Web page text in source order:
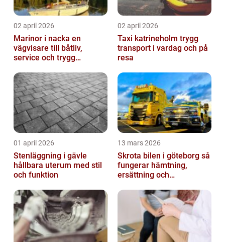
02 april 2026
Marinor i nacka en
vägvisare till båtliv,
service och trygg
02 april 2026
Taxi katrineholm trygg
transport i vardag och på
resa
01 april 2026
Stenläggning i gävle
hållbara uterum med stil
och funktion
13 mars 2026
Skrota bilen i göteborg så
fungerar hämtning,
ersättning och